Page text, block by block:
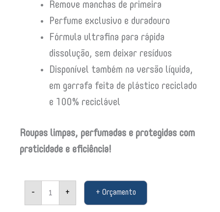
Remove manchas de primeira
Perfume exclusivo e duradouro
Fórmula ultrafina para rápida
dissolução, sem deixar resíduos
Disponível também na versão líquida,
em garrafa feita de plástico reciclado
e 100% reciclável
Roupas limpas, perfumadas e protegidas com
praticidade e eficiência!
-
em
Pó
+ + Orçamento